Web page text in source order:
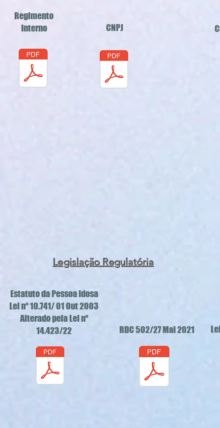
Regimento
Interno
CNPJ
Legislação Regulatória
Estatuto da Pessoa Idosa
Lei nº 10.741/ 01 Out 2003
Alterado pela Lei nº
14.423/22
RDC 502/27 Mai 2021